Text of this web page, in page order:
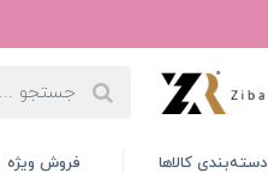
دسته‌بندی کالاها فروش ویژه